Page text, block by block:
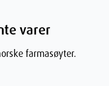
varer
farmasøyter.